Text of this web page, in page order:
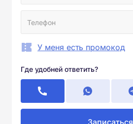
У меня есть промокод
Где удобней ответить?
Записаться